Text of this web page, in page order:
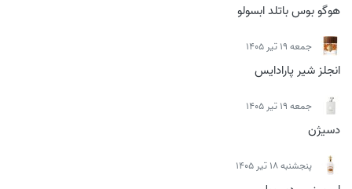
هوگو بوس باتلد ابسولو
جمعه 19 تیر 1405
انجلز شیر پارادایس
جمعه 19 تیر 1405
دسیژن
پنجشنبه 18 تیر 1405